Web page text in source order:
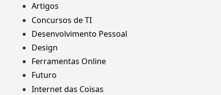
Artigos
Concursos de TI
Desenvolvimento Pessoal
Design
Ferramentas Online
Futuro
Internet das Coisas